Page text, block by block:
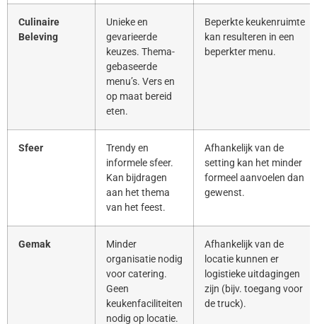
Culinaire
Beleving
Unieke en
gevarieerde
keuzes. Thema-
gebaseerde
menu’s. Vers en
op maat bereid
eten.
Beperkte keukenruimte
kan resulteren in een
beperkter menu.
Sfeer
Trendy en
informele sfeer.
Kan bijdragen
aan het thema
van het feest.
Afhankelijk van de
setting kan het minder
formeel aanvoelen dan
gewenst.
Gemak
Minder
organisatie nodig
voor catering.
Geen
keukenfaciliteiten
nodig op locatie.
Afhankelijk van de
locatie kunnen er
logistieke uitdagingen
zijn (bijv. toegang voor
de truck).